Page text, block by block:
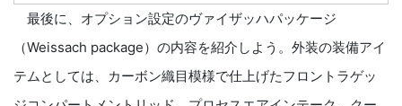
最後に、オプション設定のヴァイザッハパッケージ
（Weissach package）の内容を紹介しよう。外装の装備アイ
テムとしては、カーボン織目模様で仕上げたフロントラゲッ